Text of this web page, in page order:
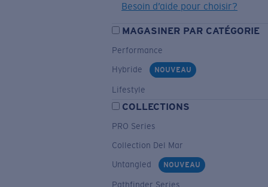
Besoin d’aide pour choisir?
MAGASINER PAR CATÉGORIE
Performance
Hybride
NOUVEAU
Lifestyle
COLLECTIONS
PRO Series
Collection Del Mar
Untangled
NOUVEAU
Pathfinder Series